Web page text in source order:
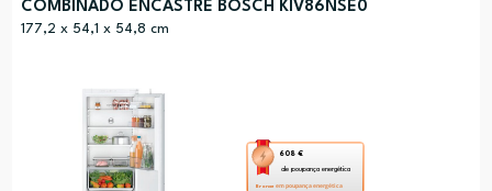
COMBINADO ENCASTRE BOSCH KIV86NSE0
177,2 x 54,1 x 54,8 cm
608 €
de poupança energética
Bronze em poupança energética
Esta
ação